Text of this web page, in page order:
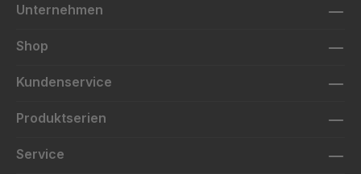
Unternehmen
Shop
Kundenservice
Produktserien
Service